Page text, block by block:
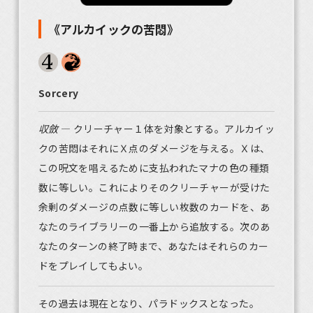
《アルカイックの苦悶》
Sorcery
収斂― クリーチャー１体を対象とする。アルカイッ
クの苦悶はそれにＸ点のダメージを与える。Ｘは、
この呪文を唱えるために支払われたマナの色の種類
数に等しい。これによりそのクリーチャーが受けた
余剰のダメージの点数に等しい枚数のカードを、あ
なたのライブラリーの一番上から追放する。次のあ
なたのターンの終了時まで、あなたはそれらのカー
ドをプレイしてもよい。
その過去は現在となり、パラドックスとなった。